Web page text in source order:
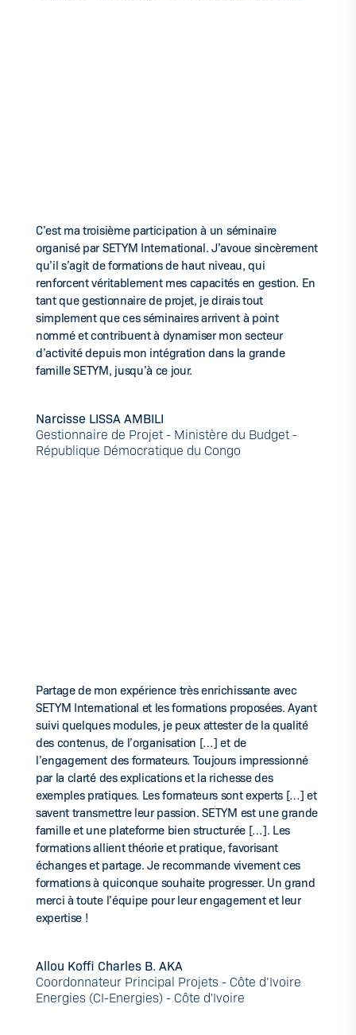
C’est ma troisième participation à un séminaire
organisé par SETYM International. J’avoue sincèrement
qu’il s’agit de formations de haut niveau, qui
renforcent véritablement mes capacités en gestion. En
tant que gestionnaire de projet, je dirais tout
simplement que ces séminaires arrivent à point
nommé et contribuent à dynamiser mon secteur
d’activité depuis mon intégration dans la grande
famille SETYM, jusqu’à ce jour.
Narcisse LISSA AMBILI
Gestionnaire de Projet - Ministère du Budget -
République Démocratique du Congo
Partage de mon expérience très enrichissante avec
SETYM International et les formations proposées. Ayant
suivi quelques modules, je peux attester de la qualité
des contenus, de l’organisation […] et de
l’engagement des formateurs. Toujours impressionné
par la clarté des explications et la richesse des
exemples pratiques. Les formateurs sont experts […] et
savent transmettre leur passion. SETYM est une grande
famille et une plateforme bien structurée […]. Les
formations allient théorie et pratique, favorisant
échanges et partage. Je recommande vivement ces
formations à quiconque souhaite progresser. Un grand
merci à toute l’équipe pour leur engagement et leur
expertise !
Allou Koffi Charles B. AKA
Coordonnateur Principal Projets - Côte d’Ivoire
Energies (CI-Energies) - Côte d'Ivoire